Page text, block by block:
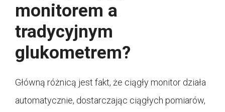
monitorem a
tradycyjnym
glukometrem?
Główną różnicą jest fakt, że ciągły monitor działa
automatycznie, dostarczając ciągłych pomiarów,